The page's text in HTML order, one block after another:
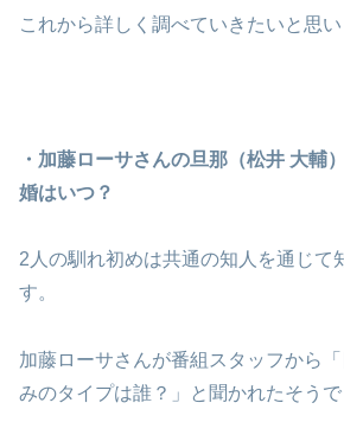
これから詳しく調べていきたいと思い
・加藤ローサさんの旦那（松井 大輔
婚はいつ？
2人の馴れ初めは共通の知人を通じて
す。
加藤ローサさんが番組スタッフから
みのタイプは誰？」と聞かれたそうで